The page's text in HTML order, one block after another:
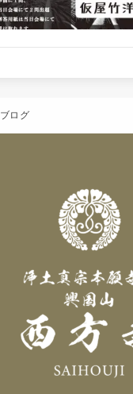
ブログ